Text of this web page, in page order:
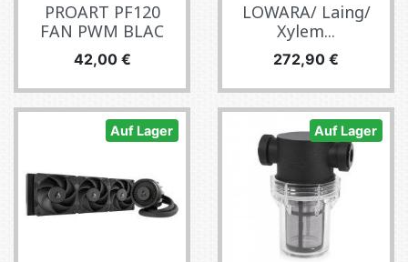
PROART PF120
FAN PWM BLAC
Preis
42,00 €
LOWARA/ Laing/
Xylem...
Preis
272,90 €
Auf Lager Auf Lager